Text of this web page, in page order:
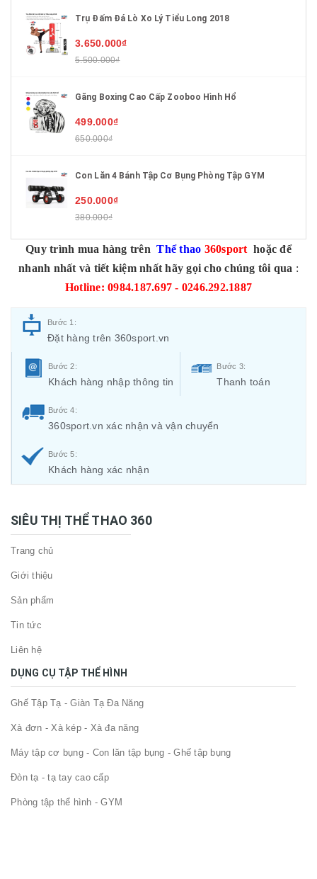
Trụ Đấm Đá Lò Xo Lý Tiểu Long 2018
3.650.000₫
5.500.000₫
Găng Boxing Cao Cấp Zooboo Hình Hổ
499.000₫
650.000₫
Con Lăn 4 Bánh Tập Cơ Bụng Phòng Tập GYM
250.000₫
380.000₫
Quy trình mua hàng trên Thể thao 360sport hoặc để
nhanh nhất và tiết kiệm nhất hãy gọi cho chúng tôi qua :
Hotline: 0984.187.697 - 0246.292.1887
Bước 1:
Đặt hàng trên 360sport.vn
Bước 2:
Khách hàng nhập thông tin
Bước 3:
Thanh toán
Bước 4:
360sport.vn xác nhận và vận chuyển
Bước 5:
Khách hàng xác nhận
SIÊU THỊ THỂ THAO 360
Trang chủ
Giới thiệu
Sản phẩm
Tin tức
Liên hệ
DỤNG CỤ TẬP THỂ HÌNH
Ghế Tập Tạ - Giàn Tạ Đa Năng
Xà đơn - Xà kép - Xà đa năng
Máy tập cơ bụng - Con lăn tập bụng - Ghế tập bụng
Đòn tạ - tạ tay cao cấp
Phòng tập thể hình - GYM